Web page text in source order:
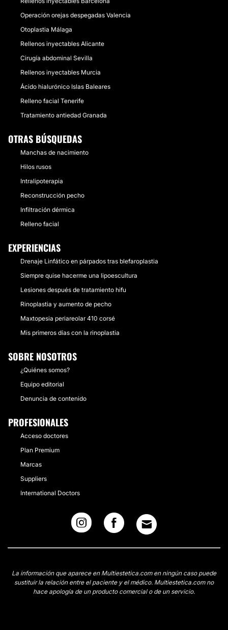
Operación orejas despegadas Valencia
Otoplastia Málaga
Rellenos inyectables Alicante
Cirugía abdominal Sevilla
Rellenos inyectables Murcia
Ácido hialurónico Islas Baleares
Relleno facial Tenerife
Tratamiento antiedad Granada
OTRAS BÚSQUEDAS
Manchas de nacimiento
Hilos rusos
Intralipoterapia
Reconstrucción pecho
Infiltración dérmica
Relleno facial
EXPERIENCIAS
Drenaje Linfático en párpados tras blefaroplastia
Siempre quise hacerme una lipoescultura
Lesiones después de tratamiento hifu
Rinoplastia y aumento de pecho
Maxtopesia periareolar 410 corsé
Mis primeros días con la rinoplastia
SOBRE NOSOTROS
¿Quiénes somos?
Equipo editorial
Denuncia de contenido
PROFESIONALES
Acceso doctores
Plan Premium
Marcas
Suppliers
International Doctors
La información que aparece en Multiestetica.com en ningún caso puede
sustituir la relación entre el paciente y el médico. Multiestetica.com no
hace apología de un producto comercial o de un servicio.